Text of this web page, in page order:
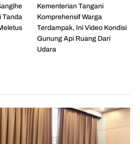
Tanda
Kementerian Tangani
Komprehensif Warga
Terdampak, Ini Video Kondisi
Gunung Api Ruang Dari
Udara